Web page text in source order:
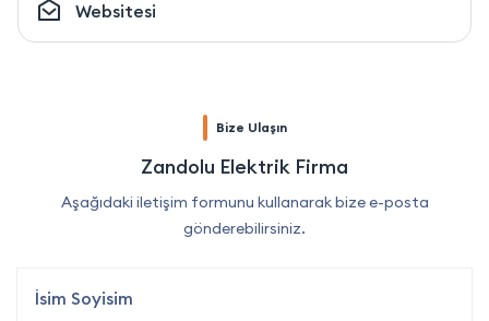
Websitesi
Bize Ulaşın
Zandolu Elektrik Firma
Aşağıdaki iletişim formunu kullanarak bize e-posta
gönderebilirsiniz.